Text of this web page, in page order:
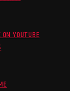
ON YOUTUBE